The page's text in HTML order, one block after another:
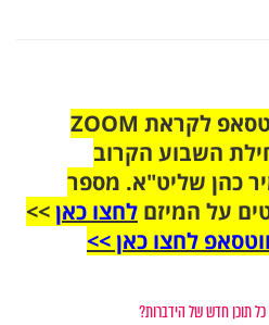
הצטרפו לקבוצת הוואטסאפ לקראת ZOOM
השבוע הקרוב
כהן שליט"א. מספר
על המיזם לחצו כאן>>
לחצו כאן >>
תוכן חדש של הידברות?